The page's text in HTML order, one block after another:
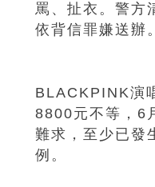
罵、扯衣。警方
依背信罪嫌送辦。
BLACKPINK演
8800元不等，6
難求，至少已發
例。